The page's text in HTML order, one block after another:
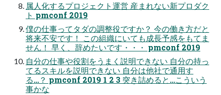
属人化するプロジェクト運営 産まれない新プロダク
ト pmconf 2019
僕の仕事ってタダの調整役ですか？ 今の働き方だと
将来不安です！ この組織にいても成長予感をもてま
せん！ 早く、辞めたいです・・・ pmconf 2019
自分の仕事や役割をうまく説明できない 自分の持っ
てるスキルを説明できない 自分は他社で通用す
る…？ pmconf 2019 1 2 3 突き詰めると…こういう
事かな